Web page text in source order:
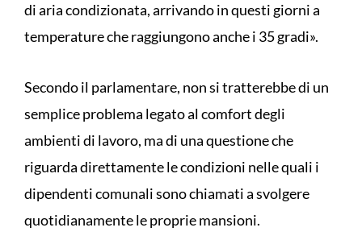
di aria condizionata, arrivando in questi giorni a
temperature che raggiungono anche i 35 gradi».
Secondo il parlamentare, non si tratterebbe di un
semplice problema legato al comfort degli
ambienti di lavoro, ma di una questione che
riguarda direttamente le condizioni nelle quali i
dipendenti comunali sono chiamati a svolgere
quotidianamente le proprie mansioni.